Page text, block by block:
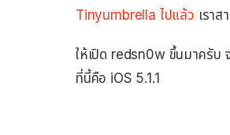
Tinyumbrella ไปแล้ว เรา
ให้เปิด redsn0w ขึ้นมาครับ
ที่นี้คือ iOS 5.1.1